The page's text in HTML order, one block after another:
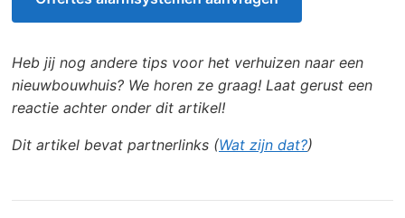
Heb jij nog andere tips voor het verhuizen naar een
nieuwbouwhuis? We horen ze graag! Laat gerust een
reactie achter onder dit artikel!
Dit artikel bevat partnerlinks (Wat zijn dat?)